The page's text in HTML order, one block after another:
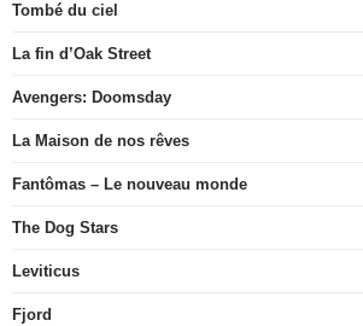
Tombé du ciel
La fin d’Oak Street
Avengers: Doomsday
La Maison de nos rêves
Fantômas – Le nouveau monde
The Dog Stars
Leviticus
Fjord